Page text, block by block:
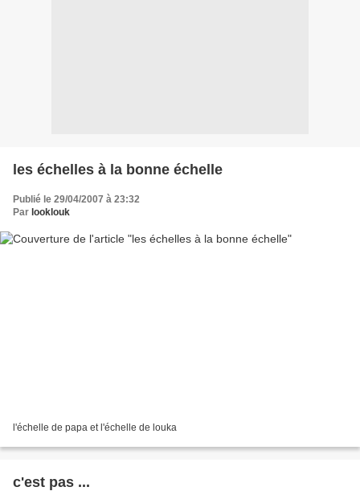
les échelles à la bonne échelle
Publié le 29/04/2007 à 23:32
Par looklouk
l'échelle de papa et l'échelle de louka
c'est pas ...